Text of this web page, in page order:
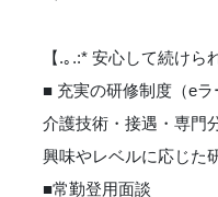
【.｡.:* 安心して続けら
■ 充実の研修制度（eラ
介護技術・接遇・専門
興味やレベルに応じた
■常勤登用面談